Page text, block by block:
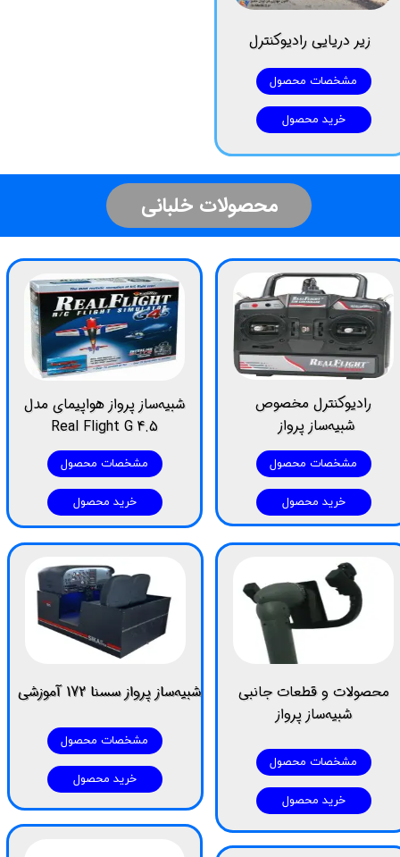
مشخصات محصول
خرید محصول
​محصولات خلبانی
مشخصات محصول
شبیه‌ساز پرواز سسنا 172 آموزشی
خرید محصول
مشخصات محصول
رادیوکنترل مخصوص
​​​​​​​ شبیه‌ساز پرواز
خرید محصول
مشخصات محصول
شبیه‌ساز پرواز هواپیمای مدل
Real Flight G 4.5
خرید محصول
مشخصات محصول
محصولات و قطعات جانبی
شبیه‌ساز پرواز
خرید محصول